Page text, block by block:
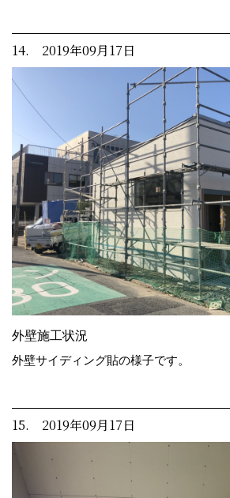
14. 2019年09月17日
外壁施工状況
外壁サイディング貼の様子です。
15. 2019年09月17日